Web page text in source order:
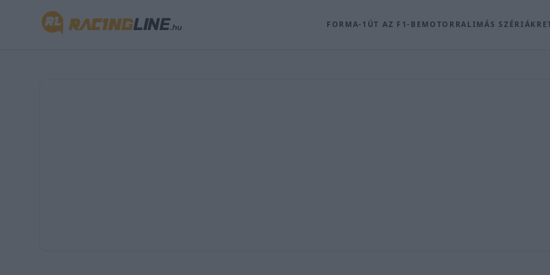
FORMA-1 ÚT AZ F1-BEMOTORRALIMÁS SZÉRIÁK